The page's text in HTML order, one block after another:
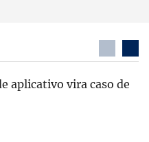
aplicativo vira caso de